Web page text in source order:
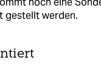
gestellt werden.